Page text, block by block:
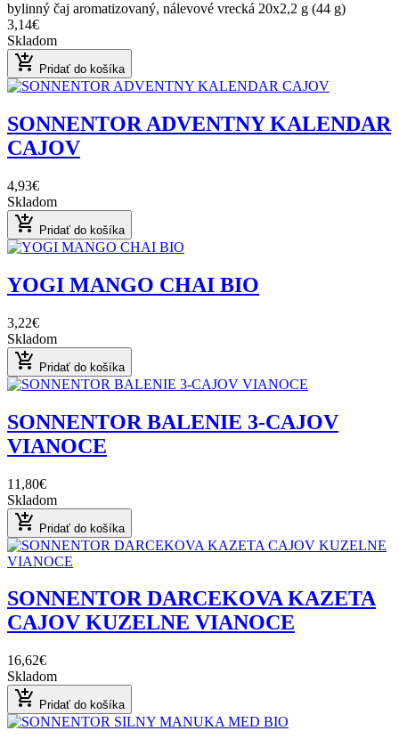
bylinný čaj aromatizovaný, nálevové vrecká 20x2,2 g (44 g)
3,14€
Skladom
add_shopping_cart Pridať do košíka
SONNENTOR ADVENTNY KALENDAR
CAJOV
4,93€
Skladom
add_shopping_cart Pridať do košíka
YOGI MANGO CHAI BIO
3,22€
Skladom
add_shopping_cart Pridať do košíka
SONNENTOR BALENIE 3-CAJOV
VIANOCE
11,80€
Skladom
add_shopping_cart Pridať do košíka
SONNENTOR DARCEKOVA KAZETA
CAJOV KUZELNE VIANOCE
16,62€
Skladom
add_shopping_cart Pridať do košíka